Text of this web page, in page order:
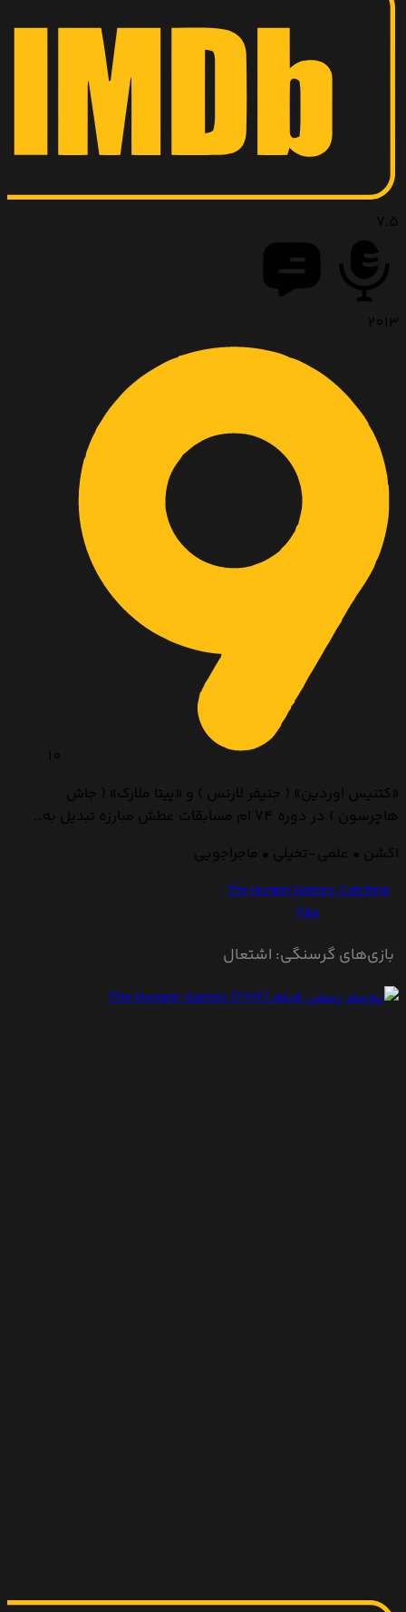
7.5
2013
10
«کتنیس اوردین» ( جنیفر لارنس ) و «پیتا ملارک» ( جاش
هاچرسون ) در دوره 74 ام مسابقات عطش مبارزه تبدیل به…
اکشن • علمی-تخیلی • ماجراجویی
The Hunger Games: Catching
Fire
بازی‌های گرسنگی: اشتعال